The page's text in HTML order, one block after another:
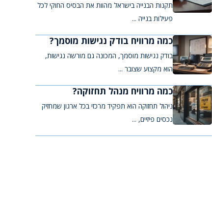
תקנות הבנייה בישראל מהוות את הבסיס החוקי לכל
פעילות בנייה ...
כמה מרוויח בודק נגישות מוסמך?
בודק נגישות מוסמך, המכונה גם מורשה נגישות,
הוא מקצוע שצובר ...
כמה מרוויח מנהל תחזוקה?
ניהול תחזוקה הוא תפקיד מרכזי בכל ארגון שמחזיק
נכסים פיזיים, ...